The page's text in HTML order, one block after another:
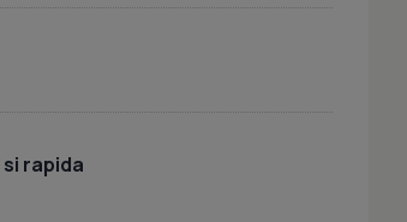
rapida